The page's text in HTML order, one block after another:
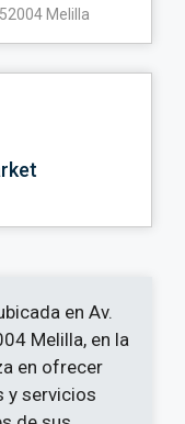
Melilla
en Av.
Melilla, en la
en ofrecer
y servicios